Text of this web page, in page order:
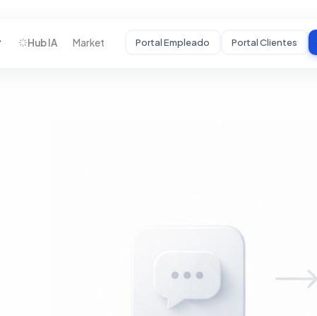
Hub IA Market Portal Empleado Portal Clientes